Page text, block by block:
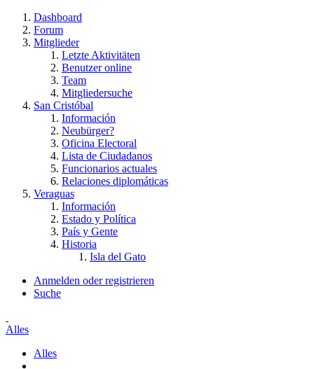
Dashboard
Forum
Mitglieder
Letzte Aktivitäten
Benutzer online
Team
Mitgliedersuche
San Cristóbal
Información
Neubürger?
Oficina Electoral
Lista de Ciudadanos
Funcionarios actuales
Relaciones diplomáticas
Veraguas
Información
Estado y Política
País y Gente
Historia
Isla del Gato
Anmelden oder registrieren
Suche
Alles
Alles